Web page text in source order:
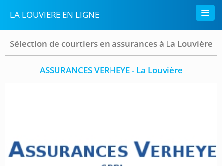
LA LOUVIERE EN LIGNE
Sélection de courtiers en assurances à La Louvière
ASSURANCES VERHEYE - La Louvière